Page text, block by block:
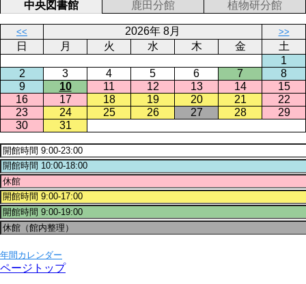
中央図書館 鹿田分館 植物研分館
<< 2026年 8月 >>
日 月 火 水 木 金
土
1
2
3 4 5 6 7
8
9
10 11 12 13 14
15
16
17 18 19 20 21
22
23
24 25 26 27 28
29
30
31
年間カレンダー
ページトップ